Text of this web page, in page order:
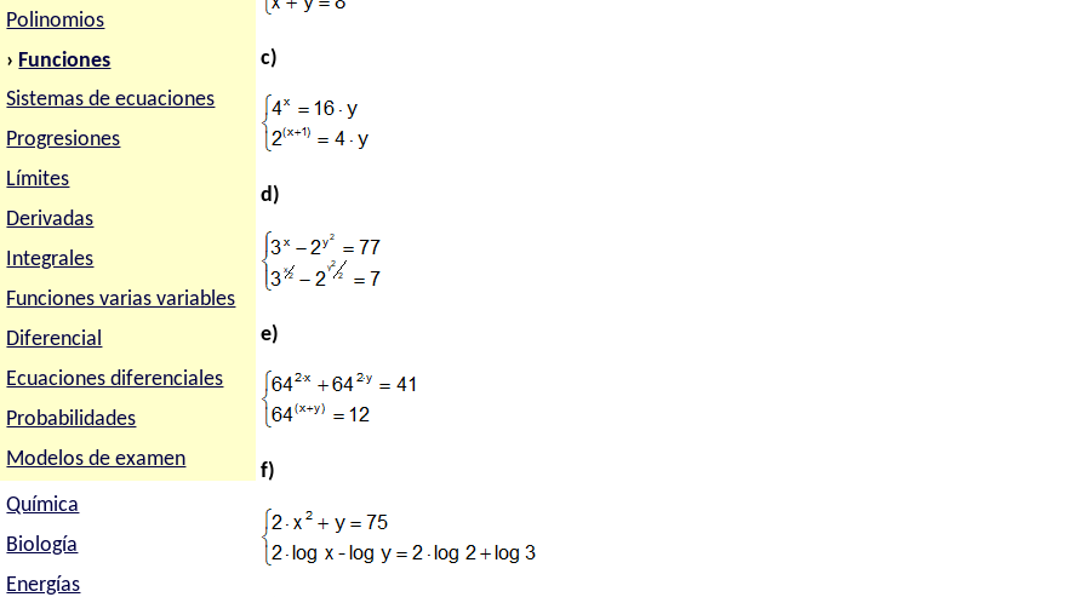
Polinomios
› Funciones
Sistemas de ecuaciones
Progresiones
Límites
Derivadas
Integrales
Funciones varias variables
Diferencial
Ecuaciones diferenciales
Probabilidades
Modelos de examen
Química
Biología
Energías
c)
d)
e)
f)